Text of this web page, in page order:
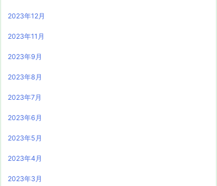
2023年12月
2023年11月
2023年9月
2023年8月
2023年7月
2023年6月
2023年5月
2023年4月
2023年3月